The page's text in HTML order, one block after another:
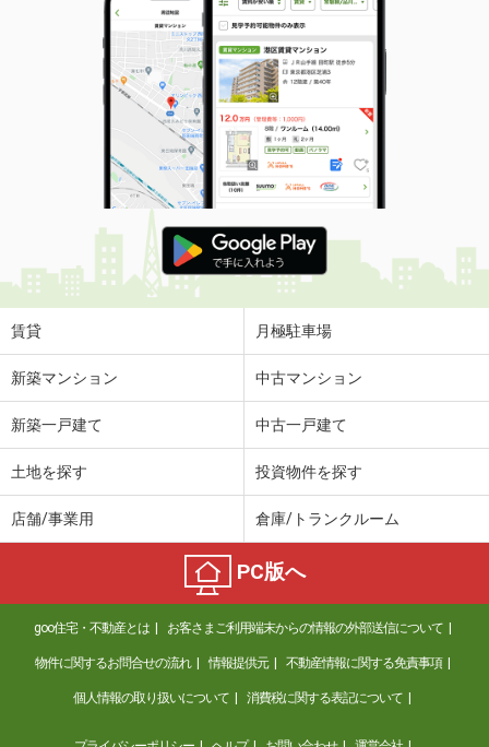
岩手県北上市上江釣子１９地割
価 格
5.30万円
住 所
岩手県北上市上江釣子１９地割
専有面積 57.02m²
間取り
2LDK
岩手県奥州市水沢真城字北塩加羅
価 格
4.15万円
住 所
岩手県奥州市水沢真城字北塩加羅
専有面積
岩手県花巻市諏訪町２
4.40万円
岩手県胆沢郡金ケ崎町西根杉土手
5.05万円
住 所
岩手県胆沢郡金ケ崎町西根杉土手
専有面積 57.02m²
間取り
2LDK
岩手県奥州市江刺杉ノ町
賃貸 月極駐車場
新築マンション 中古マンション
新築一戸建て 中古一戸建て
土地を探す 投資物件を探す
店舗/事業用 倉庫/トランクルーム
PC版へ
goo住宅・不動産とは お客さまご利用端末からの情報の外部送信について
物件に関するお問合せの流れ 情報提供元 不動産情報に関する免責事項
個人情報の取り扱いについて 消費税に関する表記について